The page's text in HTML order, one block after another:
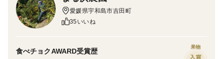
味
サンプル糖度8.6～9.8度です。あまずっぱく食べやすい
品質と規格
愛媛県宇和島市吉田町
35いいね
食べチョクAWARD受賞歴
果物